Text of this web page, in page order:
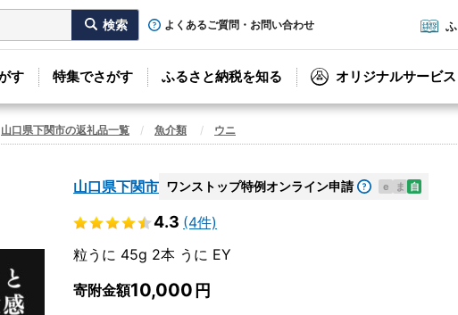
よくあるご質問・お問い合わせ
す 特集でさがす ふるさと納税を知る オリジナルサービス
山口県下関市の返礼品一覧 魚介類 ウニ
山口県下関市 ワンストップ特例オンライン申請 e ま 自
4.3 (4件)
粒うに 45g 2本 うに EY
寄附金額10,000